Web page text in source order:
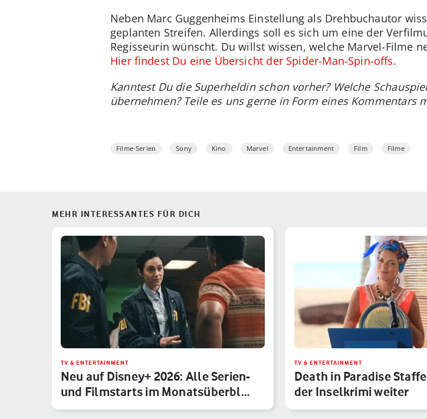
Neben Marc Guggenheims Einstellung als Drehbuchautor
geplanten Streifen. Allerdings soll es sich um eine der
Regisseurin wünscht. Du willst wissen, welche Marvel-Filme
Hier findest Du eine Übersicht der Spider-Man-Spin-offs.
Kanntest Du die Superheldin schon vorher? Welche
übernehmen? Teile es uns gerne in Form eines Kommentars
Filme-Serien Sony Kino Marvel Entertainment Film Filme
MEHR INTERESSANTES FÜR DICH
TV & ENTERTAINMENT
Neu auf Disney+ 2026: Alle Serien-
und Filmstarts im Monatsüberbl…
TV & ENTERTAINMENT
Death in Paradise
der Inselkrimi weiter